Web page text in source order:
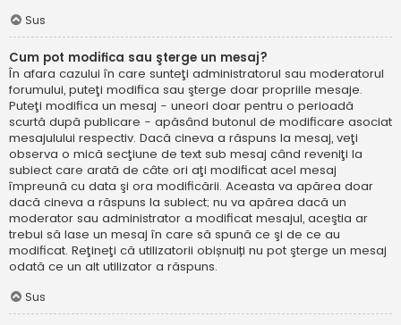
Sus
Cum pot modifica sau şterge un mesaj?
În afara cazului în care sunteţi administratorul sau moderatorul
forumului, puteţi modifica sau şterge doar propriile mesaje.
Puteţi modifica un mesaj - uneori doar pentru o perioadă
scurtă după publicare - apăsând butonul de modificare asociat
mesajulului respectiv. Dacă cineva a răspuns la mesaj, veţi
observa o mică secţiune de text sub mesaj când reveniţi la
subiect care arată de câte ori aţi modificat acel mesaj
împreună cu data şi ora modificării. Aceasta va apărea doar
dacă cineva a răspuns la subiect; nu va apărea dacă un
moderator sau administrator a modificat mesajul, aceştia ar
trebui să lase un mesaj în care să spună ce şi de ce au
modificat. Reţineţi că utilizatorii obișnuiți nu pot şterge un mesaj
odată ce un alt utilizator a răspuns.
Sus